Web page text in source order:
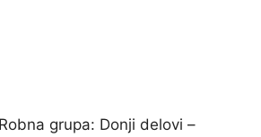
grupa: Donji delovi –